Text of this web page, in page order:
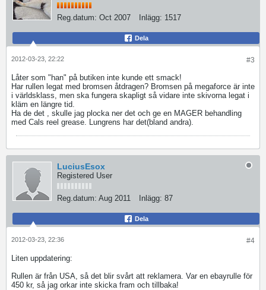
Reg.datum: Oct 2007 Inlägg: 1517
Dela
#3
2012-03-23, 22:22
Låter som "han" på butiken inte kunde ett smack!
Har rullen legat med bromsen åtdragen? Bromsen på megaforce är inte
i världsklass, men ska fungera skapligt så vidare inte skivorna legat i
kläm en längre tid.
Ha de det , skulle jag plocka ner det och ge en MAGER behandling
med Cals reel grease. Lungrens har det(bland andra).
LuciusEsox
Registered User
Reg.datum: Aug 2011 Inlägg: 87
Dela
#4
2012-03-23, 22:36
Liten uppdatering:
Rullen är från USA, så det blir svårt att reklamera. Var en ebayrulle för
450 kr, så jag orkar inte skicka fram och tillbaka!